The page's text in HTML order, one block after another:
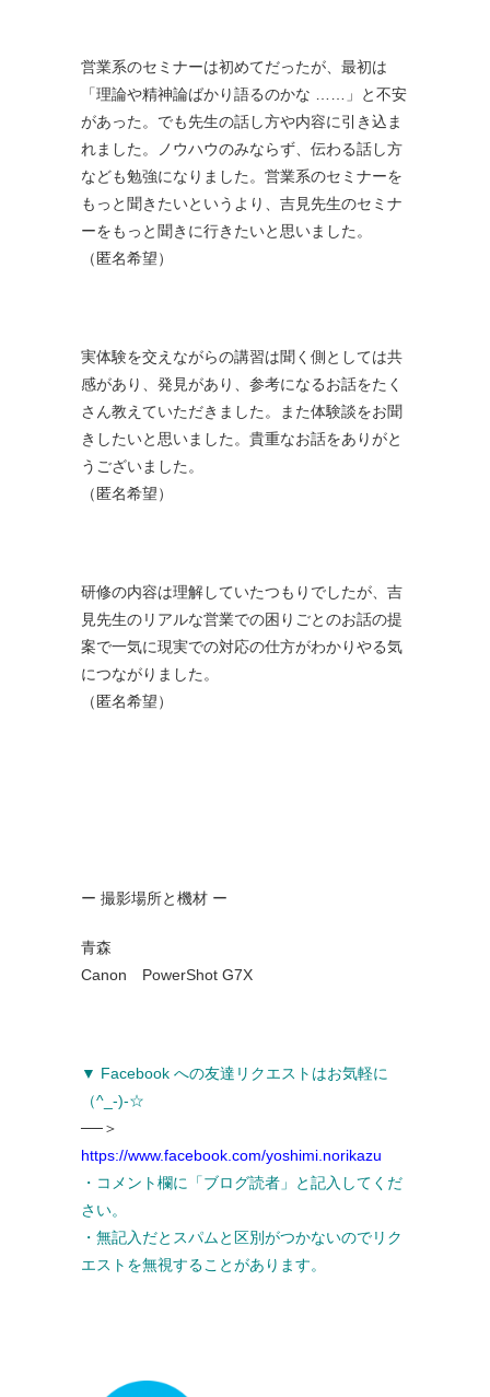
営業系のセミナーは初めてだったが、最初は
「理論や精神論ばかり語るのかな ……」と不安
があった。でも先生の話し方や内容に引き込ま
れました。ノウハウのみならず、伝わる話し方
なども勉強になりました。営業系のセミナーを
もっと聞きたいというより、吉見先生のセミナ
ーをもっと聞きに行きたいと思いました。
（匿名希望）
実体験を交えながらの講習は聞く側としては共
感があり、発見があり、参考になるお話をたく
さん教えていただきました。また体験談をお聞
きしたいと思いました。貴重なお話をありがと
うございました。
（匿名希望）
研修の内容は理解していたつもりでしたが、吉
見先生のリアルな営業での困りごとのお話の提
案で一気に現実での対応の仕方がわかりやる気
につながりました。
（匿名希望）
ー 撮影場所と機材 ー
青森
Canon PowerShot G7X
▼ Facebook への友達リクエストはお気軽に
（^_-)-☆
──＞
https://www.facebook.com/yoshimi.norikazu
・コメント欄に「ブログ読者」と記入してくだ
さい。
・無記入だとスパムと区別がつかないのでリク
エストを無視することがあります。